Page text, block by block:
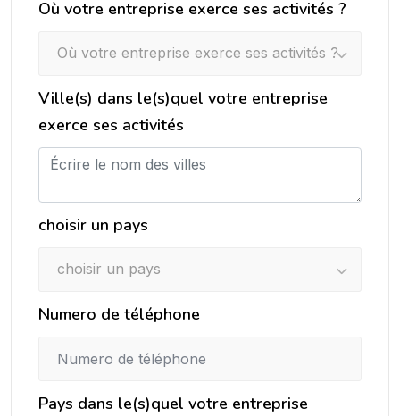
Où votre entreprise exerce ses activités ?
Où votre entreprise exerce ses activités ?
Ville(s) dans le(s)quel votre entreprise
exerce ses activités
choisir un pays
choisir un pays
Numero de téléphone
Pays dans le(s)quel votre entreprise